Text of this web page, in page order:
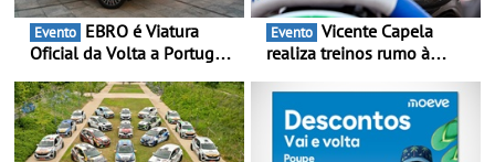
Evento
Oficial da Volta a Portugal
presença nacional ao lado
da mítica prova de ciclismo
e leva a sua gama SUV
multi-energia às estradas
Evento
realiza treinos rumo à
Portugal Karting e mira boa
estreia - O Campeonato
Portugal Karting 2026
decorre entre 1 de Março e